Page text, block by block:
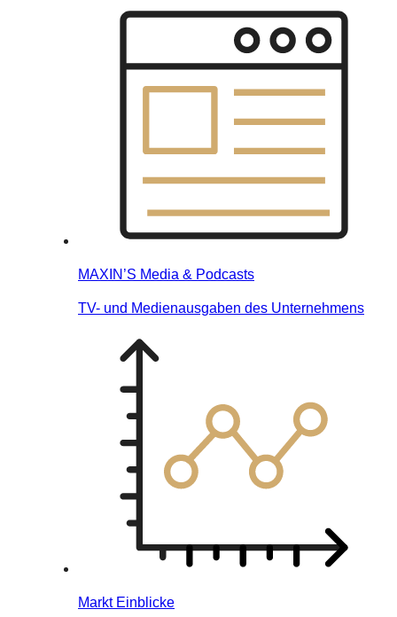
MAXIN’S Media & Podcasts
TV- und Medienausgaben des Unternehmens
Markt Einblicke